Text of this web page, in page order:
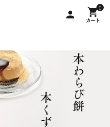
person
0
shopping_cart
カート